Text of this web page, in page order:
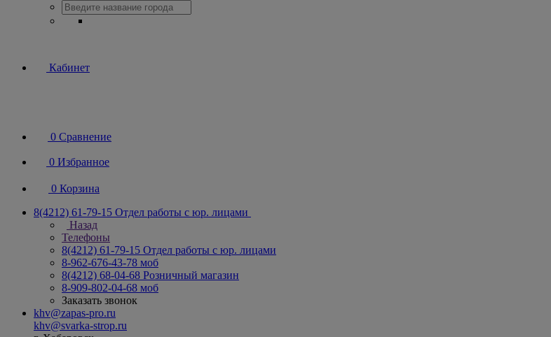
Кабинет
0 Сравнение
0 Избранное
0 Корзина
8(4212) 61-79-15 Отдел работы с юр. лицами
Назад
Телефоны
8(4212) 61-79-15 Отдел работы с юр. лицами
8-962-676-43-78 моб
8(4212) 68-04-68 Розничный магазин
8-909-802-04-68 моб
Заказать звонок
khv@zapas-pro.ru
khv@svarka-strop.ru